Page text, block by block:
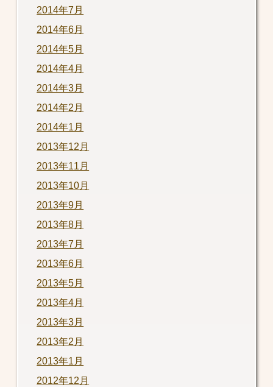
2014年7月
2014年6月
2014年5月
2014年4月
2014年3月
2014年2月
2014年1月
2013年12月
2013年11月
2013年10月
2013年9月
2013年8月
2013年7月
2013年6月
2013年5月
2013年4月
2013年3月
2013年2月
2013年1月
2012年12月